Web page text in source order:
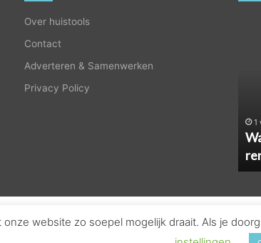
Over huistools
Contact
Adverteren & Samenwerken
Privacy Policy
1
© Copyright 2026, Alle rechten
website zo soepel mogelijk draait. Als je